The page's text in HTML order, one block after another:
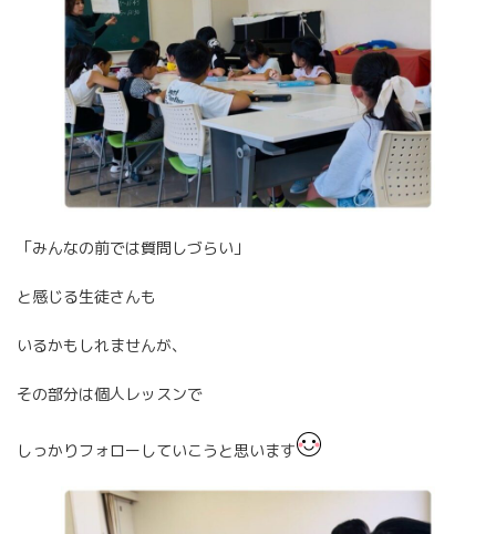
「みんなの前では質問しづらい」
と感じる生徒さんも
いるかもしれませんが、
その部分は個人レッスンで
しっかりフォローしていこうと思います